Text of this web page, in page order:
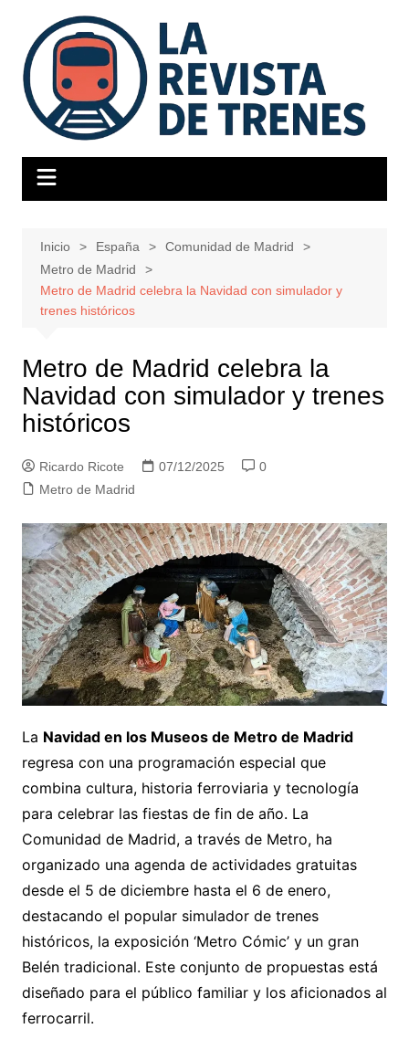
contenido
Inicio España
Comunidad de Madrid
Metro de Madrid
Metro de Madrid celebra la Navidad con simulador y
trenes históricos
Metro de Madrid celebra la
Navidad con simulador y trenes
históricos
Ricardo Ricote 07/12/2025
0
Metro de Madrid
La Navidad en los Museos de Metro de Madrid
regresa con una programación especial que
combina cultura, historia ferroviaria y tecnología
para celebrar las fiestas de fin de año. La
Comunidad de Madrid, a través de Metro, ha
organizado una agenda de actividades gratuitas
desde el 5 de diciembre hasta el 6 de enero,
destacando el popular simulador de trenes
históricos, la exposición ‘Metro Cómic’ y un gran
Belén tradicional. Este conjunto de propuestas está
diseñado para el público familiar y los aficionados al
ferrocarril.